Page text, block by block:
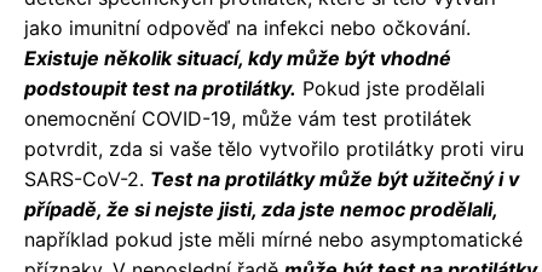
jako imunitní odpověď na infekci nebo očkování.
Existuje několik situací, kdy může být vhodné
podstoupit test na protilátky. Pokud jste prodělali
onemocnění COVID-19, může vám test protilátek
potvrdit, zda si vaše tělo vytvořilo protilátky proti viru
SARS-CoV-2. Test na protilátky může být užitečný i v
případě, že si nejste jisti, zda jste nemoc prodělali,
například pokud jste měli mírné nebo asymptomatické